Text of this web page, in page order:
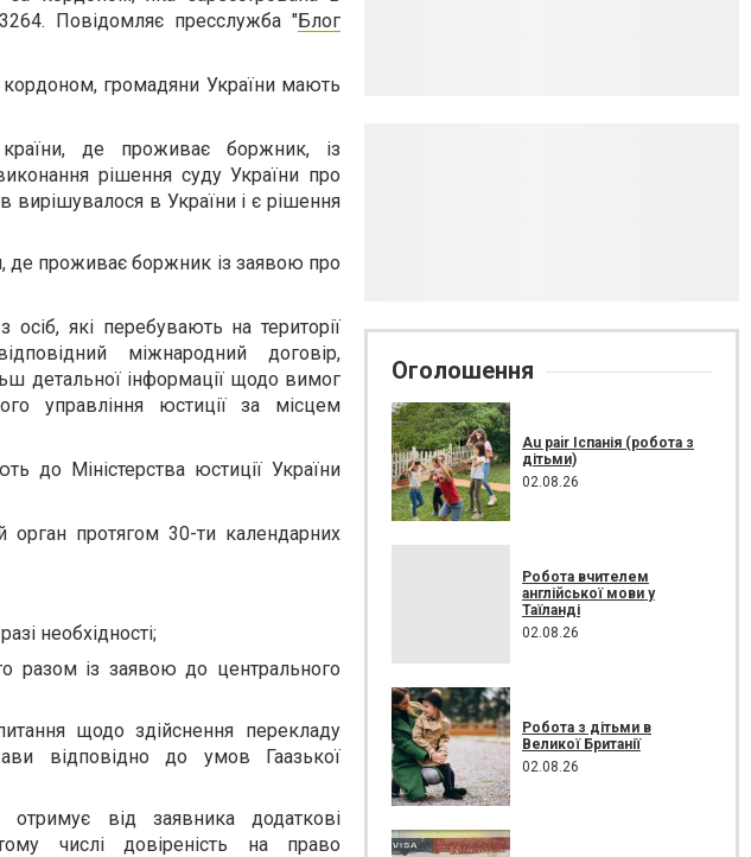
Повідомляє пресслужба "Блог
громадяни України мають
країни, де проживає боржник, із
рішення суду України про
вирішувалося в України і є рішення
де проживає боржник із заявою про
осіб, які перебувають на території
міжнародний договір,
детальної інформації щодо вимог
управління юстиції за місцем
до Міністерства юстиції України
орган протягом 30-ти календарних
необхідності;
разом із заявою до центрального
щодо здійснення перекладу
відповідно до умов Гаазької
отримує від заявника додаткові
числі довіреність на право
Оголошення
Au pair Іспанія (робота з
дітьми)
02.08.26
Робота вчителем
англійської мови у
Таїланді
02.08.26
Робота з дітьми в
Великої Британії
02.08.26